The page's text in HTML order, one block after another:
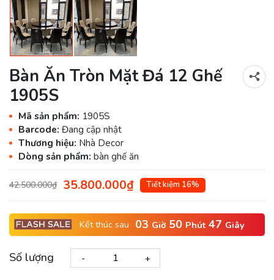
Bàn Ăn Tròn Mặt Đá 12 Ghế
1905S
Mã sản phẩm: 1905S
Barcode: Đang cập nhật
Thương hiệu: Nhà Decor
Dòng sản phẩm: bàn ghế ăn
42.500.000₫ 35.800.000₫ Tiết kiệm 16%
Kết thúc sau 03 Giờ 50 Phút 46 Giây
Số lượng - +